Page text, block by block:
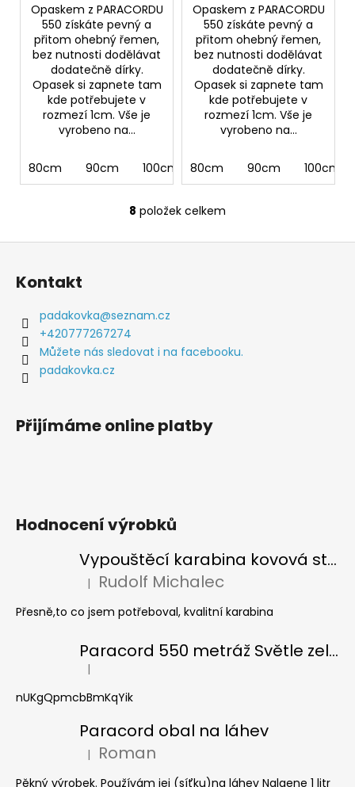
Opaskem z PARACORDU
550 získáte pevný a
přitom ohebný řemen,
bez nutnosti dodělávat
dodatečně dírky.
Opasek si zapnete tam
kde potřebujete v
rozmezí 1cm. Vše je
vyrobeno na...
80cm 90cm 100cm 110cm 120cm
Opaskem z PARACORDU
550 získáte pevný a
přitom ohebný řemen,
bez nutnosti dodělávat
dodatečně dírky.
Opasek si zapnete tam
kde potřebujete v
rozmezí 1cm. Vše je
vyrobeno na...
80cm 90cm 100cm
O
p
y
8 položek celkem
Z
Kontakt
padakovka@seznam.cz
+420777267274
Můžete nás sledovat i na facebooku.
padakovka.cz
Přijímáme online platby
Hodnocení výrobků
Vypouštěcí karabina kovová stříbrná
Hodnocení produktu je 5 z 5 hvězdiček.
| Rudolf Michalec
Přesně,to co jsem potřeboval, kvalitní karabina
Paracord 550 metráž Světle zelená
Hodnocení produktu je 5 z 5 hvězdiček.
|
nUKgQpmcbBmKqYik
Paracord obal na láhev
Hodnocení produktu je 5 z 5 hvězdiček.
| Roman
Pěkný výrobek. Používám jej (síťku)na láhev Nalgene 1 litr